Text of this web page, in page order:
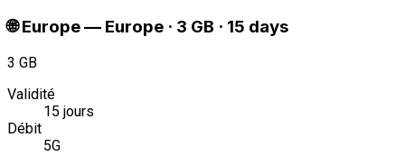
🌐 Europe— Europe · 3 GB · 15 days
3 GB
Validité
15 jours
Débit
5G